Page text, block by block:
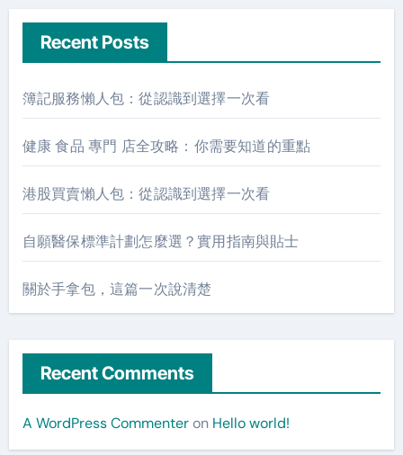
Recent Posts
簿記服務懶人包：從認識到選擇一次看
健康 食品 專門 店全攻略：你需要知道的重點
港股買賣懶人包：從認識到選擇一次看
自願醫保標準計劃怎麼選？實用指南與貼士
關於手拿包，這篇一次說清楚
Recent Comments
A WordPress Commenteron Hello world!